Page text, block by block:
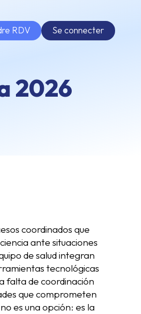
RDV Se connecter
2026
coordinados que
ante situaciones
de salud integran
tecnológicas
falta de coordinación
que comprometen
es una opción: es la